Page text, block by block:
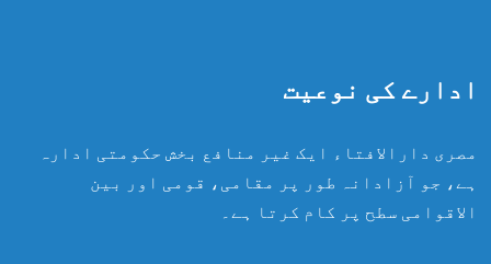
ادارے کی نوعیت
مصری دارالافتاء ایک غیر منافع بخش حکومتی ادارہ
ہے، جو آزادانہ طور پر مقامی، قومی اور بین
الاقوامی سطح پر کام کرتا ہے۔